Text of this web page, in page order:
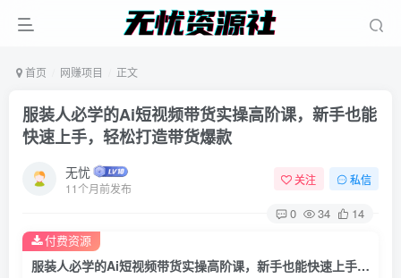
首页 网赚项目 正文
服装人必学的Ai短视频带货实操高阶课，新手也能
快速上手，轻松打造带货爆款
无忧
11个月前发布
关注 私信
0 34 14
服装人必学的Ai短视频带货实操高阶课，新手也能快速上手，轻松打造带货爆款
付费资源